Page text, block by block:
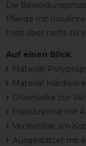
Die
Pferde mit
frisst aber nicht zu
Auf einen Blick
Material:
Material
Grasmaske zur
Fressbremse mit
Verstellbar am
Ausgestattet mit